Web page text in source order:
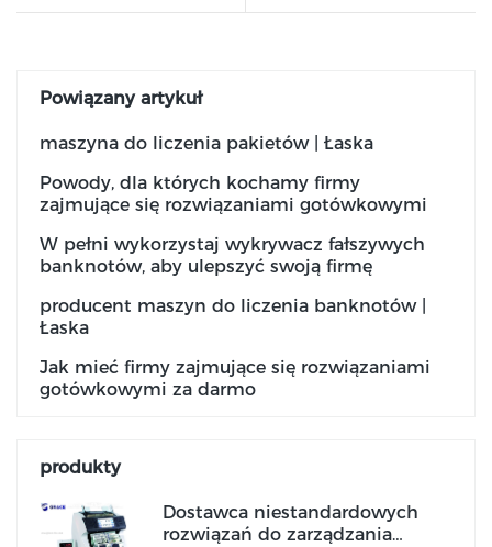
Powiązany artykuł
maszyna do liczenia pakietów | Łaska
Powody, dla których kochamy firmy
zajmujące się rozwiązaniami gotówkowymi
W pełni wykorzystaj wykrywacz fałszywych
banknotów, aby ulepszyć swoją firmę
producent maszyn do liczenia banknotów |
Łaska
Jak mieć firmy zajmujące się rozwiązaniami
gotówkowymi za darmo
produkty
Dostawca niestandardowych
rozwiązań do zarządzania